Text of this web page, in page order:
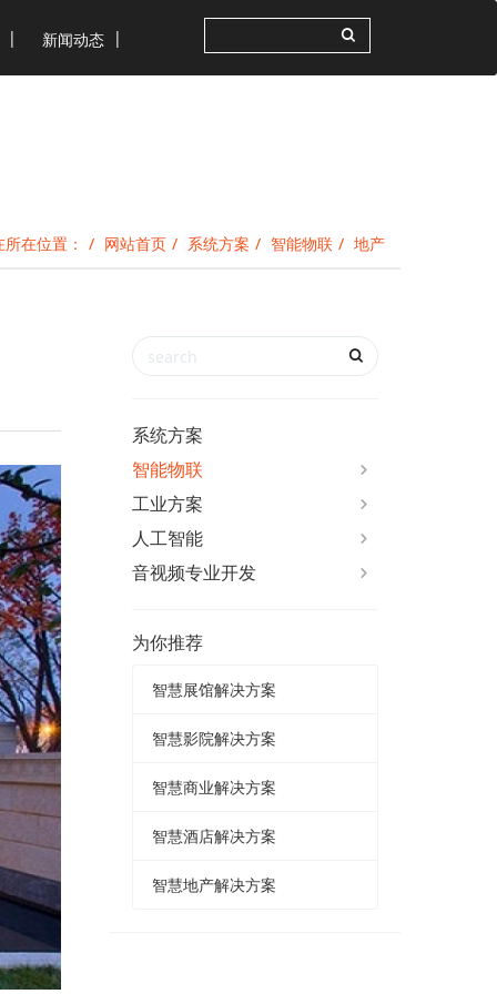
新闻动态
在位置： 网站首页 系统方案 智能物联 地产
系统方案
智能物联
工业方案
人工智能
音视频专业开发
为你推荐
智慧展馆解决方案
智慧影院解决方案
智慧商业解决方案
智慧酒店解决方案
智慧地产解决方案